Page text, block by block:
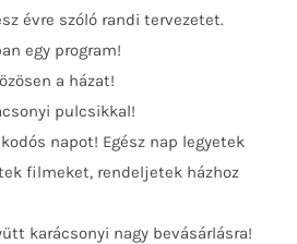
évre szóló randi tervezetet.
egy program!
a házat!
pulcsikkal!
napot! Egész nap legyetek
filmeket, rendeljetek házhoz
karácsonyi nagy bevásárlásra!